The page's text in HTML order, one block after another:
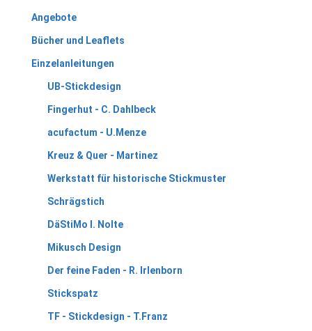
Angebote
Bücher und Leaflets
Einzelanleitungen
UB-Stickdesign
Fingerhut - C. Dahlbeck
acufactum - U.Menze
Kreuz & Quer - Martinez
Werkstatt für historische Stickmuster
Schrägstich
DäStiMo I. Nolte
Mikusch Design
Der feine Faden - R. Irlenborn
Stickspatz
TF - Stickdesign - T.Franz